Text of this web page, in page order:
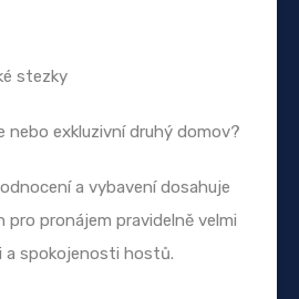
stezky
exkluzivní druhý domov?
a vybavení dosahuje
pro pronájem pravidelně velmi
a spokojenosti hostů.